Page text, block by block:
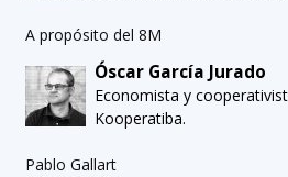
A propósito del 8M
Óscar García Jurado
Economista y
Kooperatiba.
Pablo Gallart